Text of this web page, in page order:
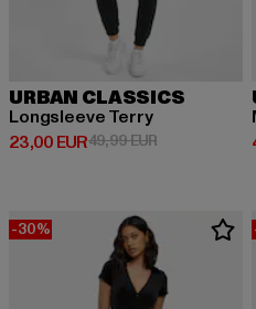
URBAN CLASSICS
Longsleeve Terry
23,00 EUR
Derzeitiger Preis: 23,00 EUR
49,99 EURAktionspreis:
-30%